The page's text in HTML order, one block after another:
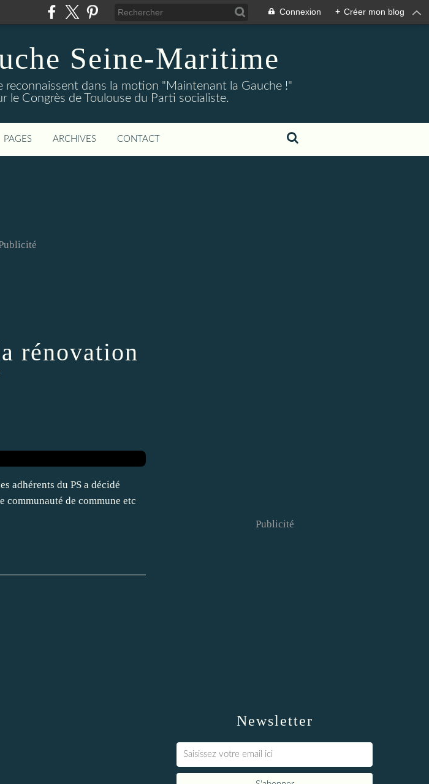
Connexion + Créer mon blog
Seine-Maritime
dans la motion "Maintenant la Gauche !"
le Congrès de Toulouse du Parti socialiste.
PAGES ARCHIVES CONTACT
rénovation
adhérents du PS a décidé
communauté de commune etc
Newsletter
Publicité